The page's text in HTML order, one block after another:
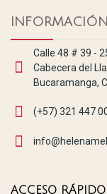
Calle 48 # 39 -
Cabecera del
Bucaramanga,
(+57) 321 447
ACCESO RÁPIDO